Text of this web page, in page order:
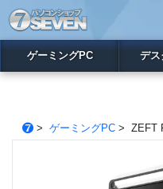
ゲーミングPC デス
> ゲーミングPC> ZEFT